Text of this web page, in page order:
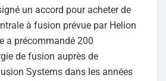
un accord pour acheter de
à fusion prévue par Helion
a précommandé 200
de fusion auprès de
Systems dans les années